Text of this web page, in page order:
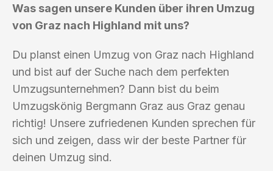
Was sagen unsere Kunden über ihren Umzug
von Graz nach Highland mit uns?
Du planst einen Umzug von Graz nach Highland
und bist auf der Suche nach dem perfekten
Umzugsunternehmen? Dann bist du beim
Umzugskönig Bergmann Graz aus Graz genau
richtig! Unsere zufriedenen Kunden sprechen für
sich und zeigen, dass wir der beste Partner für
deinen Umzug sind.